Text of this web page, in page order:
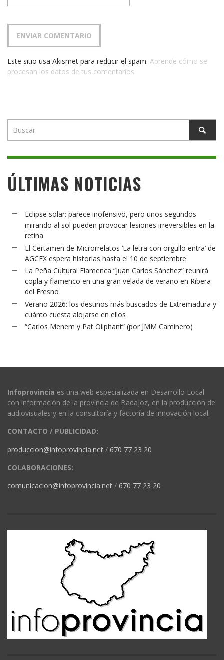
Este sitio usa Akismet para reducir el spam. Aprende cómo se
procesan los datos de tus comentarios.
ÚLTIMAS NOTICIAS
Eclipse solar: parece inofensivo, pero unos segundos
mirando al sol pueden provocar lesiones irreversibles en la
retina
El Certamen de Microrrelatos ‘La letra con orgullo entra’ de
AGCEX espera historias hasta el 10 de septiembre
La Peña Cultural Flamenca “Juan Carlos Sánchez” reunirá
copla y flamenco en una gran velada de verano en Ribera
del Fresno
Verano 2026: los destinos más buscados de Extremadura y
cuánto cuesta alojarse en ellos
“Carlos Menem y Pat Oliphant” (por JMM Caminero)
Infoprovincia es una web especializada en Desarrollo Local
con información de la provincia de Badajoz, en la producción de
audiovisuales y en la consultoría y factoría de innovación local.
CONTACTO / PUBLICIDAD:
produccion@infoprovincia.net / 670 77 23 20
COLABORACIONES:
comunicacion@infoprovincia.net / 670 77 23 20